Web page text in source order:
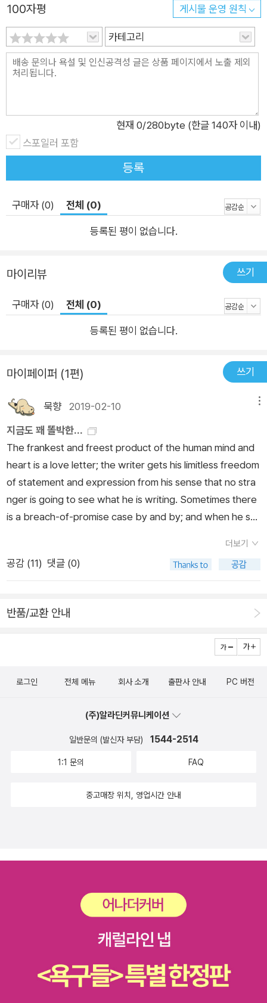
이 책의 저자들은 이러한 디지털 정보 시대를 살아가는 소시민이 때
때로는 최소한의 '디지털 생존권'을 지키기 위한 고육지책으로써 시도
해볼 수 있을 법한 여러 가지 흥미로운 대안들을 보여준다. 물론 디지
털 시대의 프라이버시가 과연 무엇인지, 그리고 사회의 상충하는 다
아닌가라는 의문이 생길 수도 있다.
그러나 오히려 이 책이 다양한 사례와 대안들을 통해 우리가 막연하
게 생각하고 있던 디지털 프라이버시에 대해 좀 더 구체적이고 현실
해 모호하거나 헷갈리거나 호도하는 정보를 고의로 섞어 넣는 것'이
다. 개념은 간단하나 그 적용과 사용은 여러 가지로 다양하고 복잡하
다.
만약 소프트웨어 개발자나 디자이너로서 소셜 네트워킹이나 위치 정
보 서비스 등 사용자의 개인정보 수집 및 사용이 필요한 서비스를 만
로부터 뿐만 아니라 소프트웨어를 개발한 개발사, 심지어 그 스타트
업이 다른 회사에 인수되는 경우에도 안전하게 지킬 수 있다. 정부 기
관에서도 난독화를 이용하면 데이터 수집의 여러 목적은 달성하면서
도 데이터 남용 위험을 최소화할 수 있다.
또 현대 사회에 만연한 디지털 감시, 그리고 그에 따른 분석의 대상이
되고 싶지 않은 개인이나 집단에게도 난독화는 감시를 방해하고, 시
간을 벌고, 수많은 신호들 속으로 숨어버릴 수 있는 여러 가지 방법을
제공한다. 이 책이 바로 그 출발점이 될 것이다.
를 감시자가 보고, 읽고, 들을 수 있는 상황을 강요받는 사람들이
가짜 신호들 사이에 진짜 중요한 신호를 감추는 방식으로 대응해
온 여러 다양한 영역들을 살펴보고, 그 사이의 흥미로운 유사점을
찾아내고자 했다. ★ 이 책의 구성 ★ 1장과 2장으로 구성된 1부.
'난독화 용어'에서는 난독화의 다양한 형태와 형식을 안내하고,
구현되고 실행됐는지 보여주고 있다. 1장. '주요 사례'에서 소개된
사례들은 하나의 서사를 통해 난독화에 대한 근본적인 질문들을
던지고 중요한 접근법들을 설명하는 하나의 흐름으로 구성돼 있
으며, 중요한 접근법을 살펴본다. 2장. '다른 예제들'에서는 여러
짧은 사례를 통해 다양하고 폭넓은 난독화의 적용 사례들을 살펴
보고 근본적인 개념들을 보완한다. 3장. '왜 난독화가 필요한
가'에서는 이 질문에 답하기 위해 오늘날의 디지털 프라이버시와
관련한 문제들을 어떻게 난독화의 유용성으로 해결할 수 있는지
를 평가해 사회적으로 허용 가능한지 여부를 가릴 때 판단 기준으
로 삼을 만한 도덕적, 정치적 기준을 설명한다. 5장. '난독화의 효
과'에서는 난독화가 할 수 있는 것은 무엇이고 할 수 없는 것은 무
지 공통적인 목표를 밝히고 이를 프로젝트 설계 차원과 연결해 살
100자평 게시물 운영 원칙
카테고리
현재 0/280byte (한글 140자 이내)
스포일러 포함
등록
구매자 (0) 전체 (0)
등록된 평이 없습니다.
마이리뷰 쓰기
구매자 (0) 전체 (0)
등록된 평이 없습니다.
마이페이퍼 (1편) 쓰기
묵향 2019-02-10
지금도 꽤 똘박한...
The frankest and freest product of the human mind and
heart is a love letter; the writer gets his limitless freedom
of statement and expression from his sense that no stra
nger is going to see what he is writing. Sometimes there
is a breach-of-promise case by and by; and when he se
nd he perceives that he never would have unbosomed h
imself to that large and honest degree if he had known t
이는 그의 감성에서 나오는, 말과 표현의 무한한 자유를 지니며,
어떤 누구도 그가 무얼 쓰는지 볼 수 없다. 하지만 가끔 이런 약속
이 깨지곤 한다. 그가 인쇄된 그의 편지를 볼 때면 미칠 만큼 불편
모든 걸 털어놓지 않았을 것이라고 깨닫게 된다.- 『마크 트웨인
07년 10월 예일대 출판부(?)에서 처음 나와 2008년 8월에 우리
말 책이 나왔다. 페이스북이 유효한 이메일 주소만 있으면 누구
나 가입할 수 있는 서비스로 바뀐 것이 2006년 9월이었는데(페
09/facebook-expansion-enables-more-people-to-conn
다루어졌는데(책 54~55쪽), 강산도 변하는 세월 동안 두리벙하
4년에 오슬로 노벨 평화상 기념관에서 소셜 미디어가 어떻게 세
상과 민주주의를 바꾸고 있는지를 두루 비춘 'Be Democrac
y'라는 전시회를 연 적이 있었는데, 거기서도 싸이월드를 SNS의
앞머리에 안태워 놓고 있었다. ① Nobel Peace Center 페이
지 https://www.nobelpeacecenter.org/en/exhibitions/b
edemocracy-2/ ② Expology 페이지 https://www.expolo
더보기
공감 (11) 댓글 (0)
반품/교환 안내
로그인 전체 메뉴 회사 소개 출판사 안내 PC 버전
(주)알라딘커뮤니케이션
일반문의 (발신자 부담) 1544-2514
1:1 문의 FAQ
중고매장 위치, 영업시간 안내